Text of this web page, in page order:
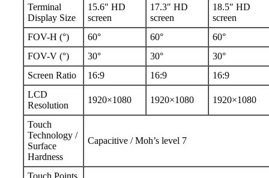
Terminal
Display Size
15.6″ HD
screen
17.3″ HD
screen
18.5″ HD
screen
FOV-H (°)
60° 60°
60°
FOV-V (°)
30° 30°
30°
Screen Ratio
16:9 16:9
16:9
LCD
Resolution
1920×1080 1920×1080 1920×1080
Touch
Technology /
Surface
Hardness
Capacitive / Moh’s level 7
Touch Points